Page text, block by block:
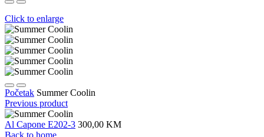
Click to enlarge
Početak Summer Coolin
Previous product
Al Capone E202-3 300,00 KM
Back to home